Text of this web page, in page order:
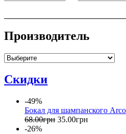
Производитель
Скидки
-49%
Бокал для шампанского
68.00грн 35.00грн
-26%